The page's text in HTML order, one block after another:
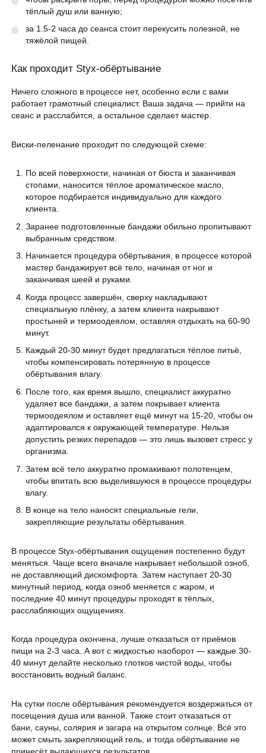
тёплый душ или ванную;
за 1.5-2 часа до сеанса стоит перекусить полезной, не
тяжёлой пищей.
Как проходит Styx-обёртывание
Ничего сложного в процессе нет, особенно если с вами
работает грамотный специалист. Ваша задача — прийти на
сеанс и расслабится, а остальное сделает мастер.
Виски-пеленание проходит по следующей схеме:
По всей поверхности, начиная от бюста и заканчивая
стопами, наносится тёплое ароматическое масло,
которое подбирается индивидуально для каждого
клиента.
Заранее подготовленные бандажи обильно пропитывают
выбранным средством.
Начинается процедура обёртывания, в процессе которой
мастер бандажирует всё тело, начиная от ног и
заканчивая шеей и руками.
Когда процесс завершён, сверху накладывают
специальную плёнку, а затем клиента накрывают
простыней и термоодеялом, оставляя отдыхать на 60-90
минут.
Каждый 20-30 минут будет предлагаться тёплое питьё,
чтобы компенсировать потерянную в процессе
обёртывания влагу.
После того, как время вышло, специалист аккуратно
удаляет все бандажи, а затем покрывает клиента
термоодеялом и оставляет ещё минут на 15-20, чтобы он
адаптировался к окружающей температуре. Нельзя
допустить резких перепадов — это лишь вызовет стресс у
организма.
Затем всё тело аккуратно промакивают полотенцем,
чтобы впитать всю выделившуюся в процессе процедуры
влагу.
В конце на тело наносят специальные гели,
закрепляющие результаты обёртывания.
В процессе Styx-обёртывания ощущения постепенно будут
меняться. Чаще всего вначале накрывает небольшой озноб,
не доставляющий дискомфорта. Затем наступает 20-30
минутный период, когда озноб меняется с жаром, и
последние 40 минут процедуры проходят в тёплых,
расслабляющих ощущениях.
Когда процедура окончена, лучше отказаться от приёмов
пищи на 2-3 часа. А вот с жидкостью наоборот — каждые 30-
40 минут делайте несколько глотков чистой воды, чтобы
восстановить водный баланс.
На сутки после обёртывания рекомендуется воздержаться от
посещения душа или ванной. Также стоит отказаться от
бани, сауны, солярия и загара на открытом солнце. Всё это
может смыть закрепляющий гель, и тогда обёртывание не